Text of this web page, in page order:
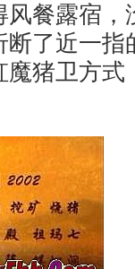
餐露宿，
了近一指
猪卫方式